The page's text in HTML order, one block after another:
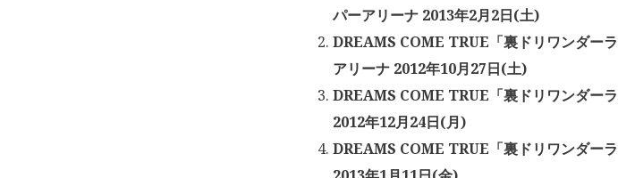
パーアリーナ 2013年2月2日(土)
DREAMS COME TRUE「裏ドリワンダー
アリーナ 2012年10月27日(土)
DREAMS COME TRUE「裏ドリワンダー
2012年12月24日(月)
DREAMS COME TRUE「裏ドリワンダー